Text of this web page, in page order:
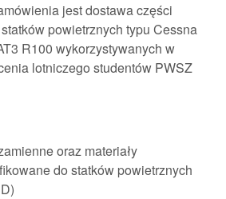
jest dostawa części
powietrznych typu Cessna
R100 wykorzystywanych w
lotniczego studentów PWSZ
oraz materiały
do statków powietrznych